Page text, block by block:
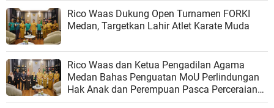
Rico Waas Dukung Open Turnamen FORKI
Medan, Targetkan Lahir Atlet Karate Muda
Rico Waas dan Ketua Pengadilan Agama
Medan Bahas Penguatan MoU Perlindungan
Hak Anak dan Perempuan Pasca Perceraian
ASN